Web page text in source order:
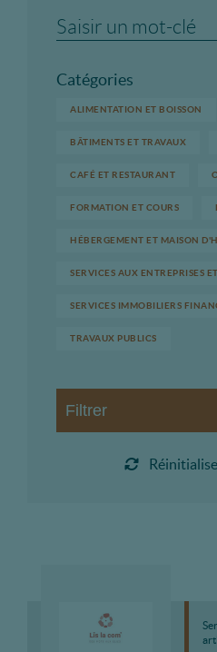
Catégories
ALIMENTATION ET BOISSON
BÂTIMENTS ET TRAVAUX
CAFÉ ET RESTAURANT
FORMATION ET COURS
HÉBERGEMENT ET MAISON
SERVICES AUX ENTREPRISES
SERVICES IMMOBILIERS
TRAVAUX PUBLICS
Filtrer